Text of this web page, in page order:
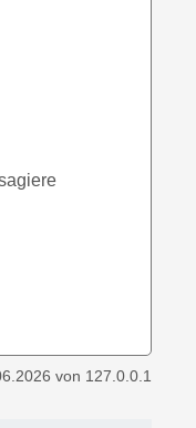
von 127.0.0.1